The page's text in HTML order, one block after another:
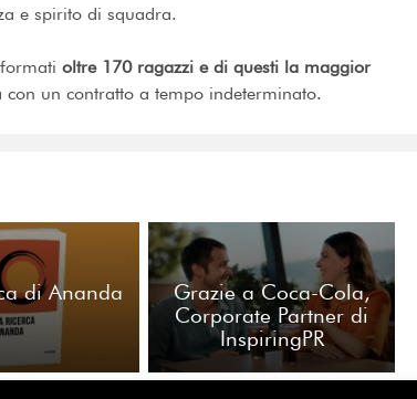
e spirito di squadra.
oltre 170 ragazzi e di questi la maggior
un contratto a tempo indeterminato.
di Ananda
Grazie a Coca-Cola,
Corporate Partner di
InspiringPR